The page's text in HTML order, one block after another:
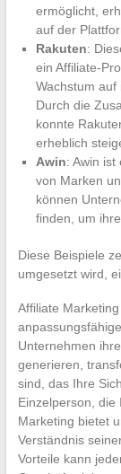
ermöglicht,
auf der
Rakuten:
ein Affiliate-
Wachstum auf
Durch die
konnte
erheblich
Awin: Awin ist
von Marken
können
finden, um
Diese Beispiele
umgesetzt wird,
Affiliate
Unternehmen
generieren,
sind, das Ihre
Einzelperson, die
Marketing bietet
Verständnis
Vorteile kann